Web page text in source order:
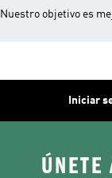
Nuestro objetivo es
Iniciar